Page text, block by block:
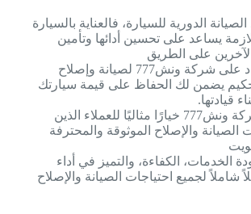
الدورية للسيارة، فالعناية بالسيارة
يساعد على تحسين أدائها وتأمين
على الطريق
لذلك، فإن الاعتماد على شركة ونش777 لصيانة وإصلاح
يضمن لك الحفاظ على قيمة سيارتك
قيادتها.
باختصار، تعتبر شركة ونش777 خيارًا مثاليًا للعملاء الذين
والإصلاح الموثوقة والمحترفة
الخدمات، الكفاءة، والتميز في أداء
شاملاً لجميع احتياجات الصيانة والإصلاح